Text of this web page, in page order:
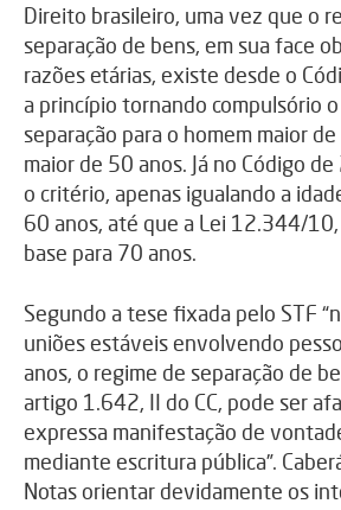
Direito brasileiro, uma vez que o
separação de bens, em sua face
razões etárias, existe desde o
a princípio tornando compulsório
separação para o homem maior
maior de 50 anos. Já no Código
o critério, apenas igualando a
60 anos, até que a Lei 12.344/
base para 70 anos.
Segundo a tese fixada pelo STF
uniões estáveis envolvendo
anos, o regime de separação de
artigo 1.642, II do CC, pode ser
expressa manifestação de
mediante escritura pública”.
Notas orientar devidamente os